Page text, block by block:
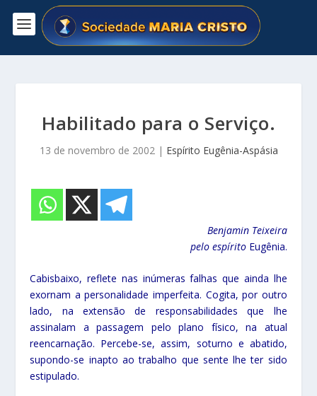
Habilitado para o Serviço.
13 de novembro de 2002 | Espírito Eugênia-Aspásia
Benjamin Teixeira
pelo espíritoEugênia.
Cabisbaixo, reflete nas inúmeras falhas que ainda lhe
exornam a personalidade imperfeita. Cogita, por outro
lado, na extensão de responsabilidades que lhe
assinalam a passagem pelo plano físico, na atual
reencarnação. Percebe-se, assim, soturno e abatido,
supondo-se inapto ao trabalho que sente lhe ter sido
estipulado.